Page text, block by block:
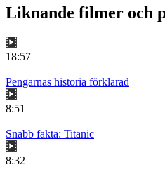
Liknande filmer och
18:57
Pengarnas historia förklarad
8:51
Snabb fakta: Titanic
8:32